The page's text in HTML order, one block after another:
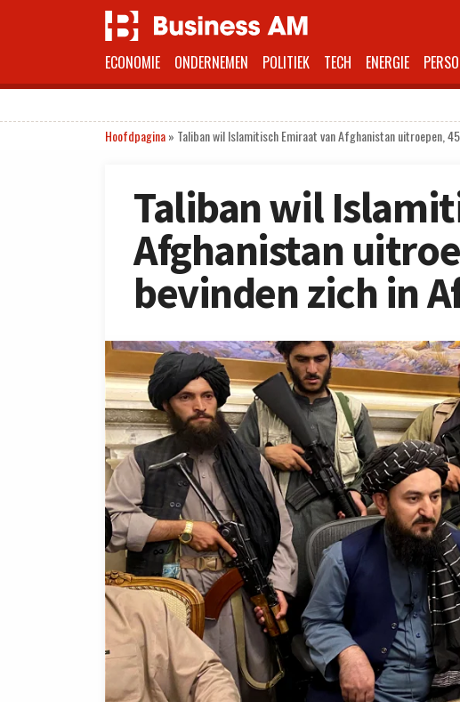
ECONOMIE ONDERNEMEN POLITIEK TECH ENERGIE
Hoofdpagina» Taliban wil Islamitisch Emiraat van Afghanistan uitroepen,
Taliban wil
Afghanistan
bevinden zich in